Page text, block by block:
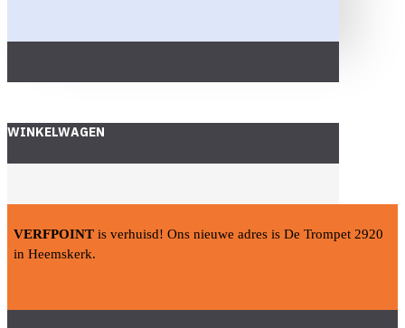
WINKELWAGEN
VERFPOINT is verhuisd! Ons nieuwe adres is De Trompet 2920
in Heemskerk.